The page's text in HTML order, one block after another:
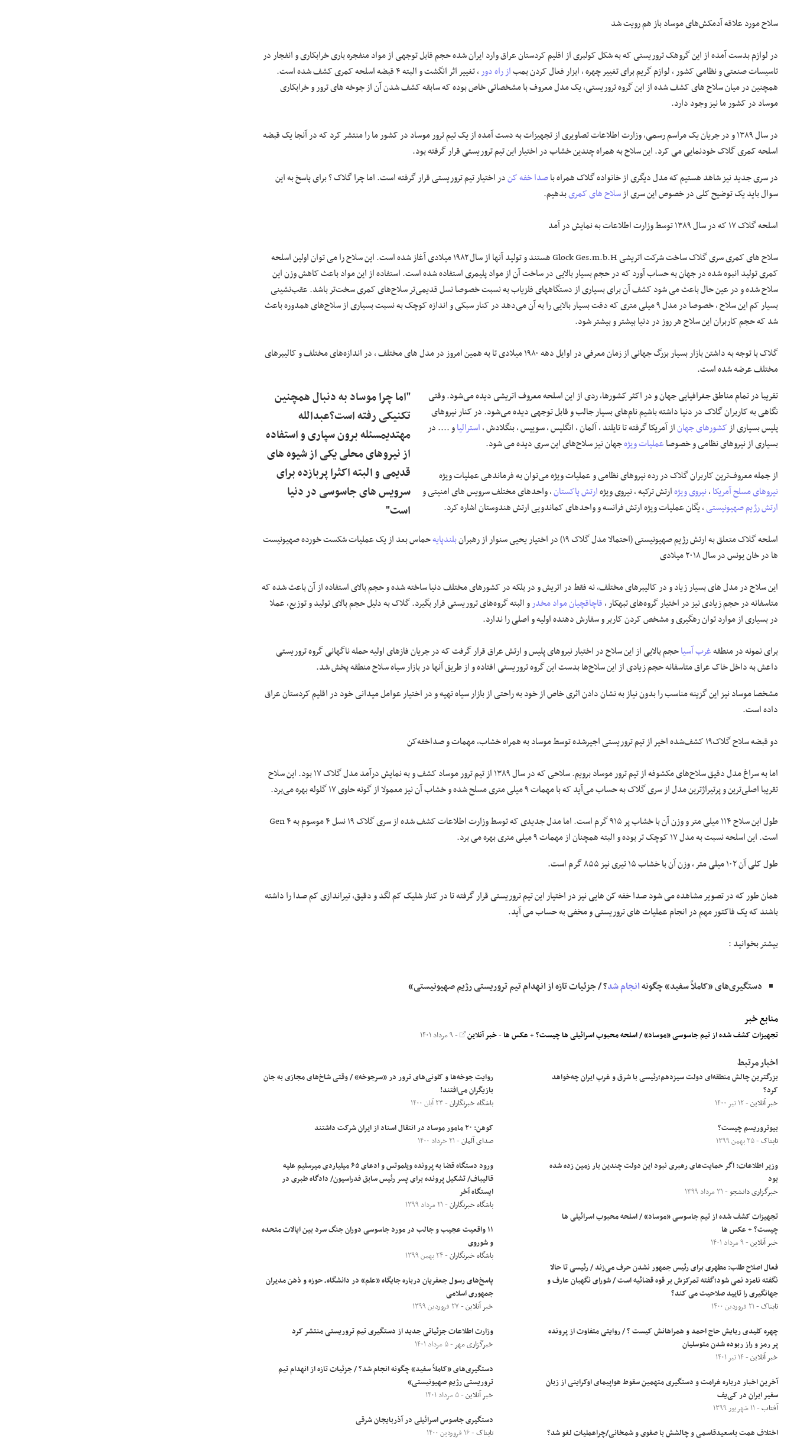
سلاح مورد علاقه آدمکش‌های موساد باز هم رویت شد
در لوازم بدست آمده از این گروهک تروریستی که به شکل کولبری از اقلیم کردستان عراق وارد ایران شده حجم قابل توجهی از مواد منفجره باری خرابکاری و انفجار در
تاسیسات صنعتی و نظامی کشور ، لوازم گریم برای تغییر چهره ، ابزار فعال کردن بمباز راه دور
، تغییر اثر انگشت و البته ۴ قبضه اسلحه کمری کشف شده است.
همچنین در میان سلاح های کشف شده از این گروه تروریستی، یک مدل معروف با مشخصاتی خاص بوده که سابقه کشف شدن آن از جوخه های ترور و خرابکاری
موساد در کشور ما نیز وجود دارد.
در سال ۱۳۸۹ و در جریان یک مراسم رسمی، وزارت اطلاعات تصاویری از تجهیزات به دست آمده از یک تیم ترور موساد در کشور ما را منتشر کرد که در آنجا یک قبضه
اسلحه کمری گلاک خودنمایی می کرد. این سلاح به همراه چندین خشاب در اختیار این تیم تروریستی قرار گرفته بود.
در سری جدید نیز شاهد هستیم که مدل دیگری از خانواده گلاک همراه باصدا خفه کندر اختیار تیم تروریستی قرار گرفته است. اما چرا گلاک ؟ برای پاسخ به این
سوال باید یک توضیح کلی در خصوص این سری ازسلاح های کمریبدهیم.
اسلحه گلاک ۱۷ که در سال ۱۳۸۹ توسط وزارت اطلاعات به نمایش در آمد
سلاح های کمری سری گلاک ساخت شرکت اتریشی Glock Ges.m.b.H هستند و تولید آنها از سال ۱۹۸۲ میلادی آغاز شده است. این سلاح را می توان اولین اسلحه
کمری تولید انبوه شده در جهان به حساب آورد که در حجم بسیار بالایی در ساخت آن از مواد پلیمری استفاده شده است. استفاده از این مواد باعث کاهش وزن این
سلاح شده و در عین حال باعث می شود کشف آن برای بسیاری از دستگاههای فلزیاب به نسبت خصوصا نسل قدیمی‌تر سلاح‌های کمری سخت‌تر باشد. عقب‌نشینی
بسیار کم این سلاح ، خصوصا در مدل ۹ میلی متری که دقت بسیار بالایی را به آن می‌دهد در کنار سبکی و اندازه کوچک به نسبت بسیاری از سلاح‌های همدوره باعث
شد که حجم کاربران این سلاح هر روز در دنیا بیشتر و بیشتر شود.
گلاک با توجه به داشتن بازار بسیار بزرگ جهانی از زمان معرفی در اوایل دهه ۱۹۸۰ میلادی تا به همین امروز در مدل های مختلف ، در اندازه‌های مختلف و کالیبرهای
مختلف عرضه شده است.
"اما چرا موساد به دنبال همچنین
تکنیکی رفته است؟عبدالله
مهتدیمسئله برون سپاری و استفاده
از نیروهای محلی یکی از شیوه های
قدیمی و البته اکثرا پربازده برای
سرویس های جاسوسی در دنیا
است"
تقریبا در تمام مناطق جغرافیایی جهان و در اکثر کشورها، ردی از این اسلحه معروف اتریشی دیده می‌شود. وقتی
نگاهی به کاربران گلاک در دنیا داشته باشیم نام‌های بسیار جالب و قابل توجهی دیده می‌شود. در کنار نیروهای
پلیس بسیاری ازکشورهای جهاناز آمریکا گرفته تا تایلند ، آلمان ، انگلیس ، سوییس ، بنگلادش ،استرالیاو .... در
بسیاری از نیروهای نظامی و خصوصاعملیات ویژهجهان نیز سلاح‌های این سری دیده می شود.
از جمله معروف‌ترین کاربران گلاک در رده نیروهای نظامی و عملیات ویژه می‌توان به فرماندهی عملیات ویژه
نیروهای مسلح آمریکا،نیروی ویژهارتش ترکیه ، نیروی ویژهارتش پاکستان، واحدهای مختلف سرویس های امنیتی و
ارتش رژیم صهیونیستی، یگان عملیات ویژه ارتش فرانسه و واحدهای کماندویی ارتش هندوستان اشاره کرد.
اسلحه گلاک متعلق به ارتش رژیم صهیونیستی (احتمالا مدل گلاک ۱۹) در اختیار یحیی سنوار از رهبران بلندپایهحماس بعد از یک عملیات شکست خورده صهیونیست
ها در خان یونس در سال ۲۰۱۸ میلادی
این سلاح در مدل های بسیار زیاد و در کالیبرهای مختلف، نه فقط در اتریش و در بلکه در کشورهای مختلف دنیا ساخته شده و حجم بالای استفاده از آن باعث شده که
متاسفانه در حجم زیادی نیز در اختیار گروه‌های تبهکار ،قاچاقچیان مواد مخدرو البته گروه‌های تروریستی قرار بگیرد. گلاک به دلیل حجم بالای تولید و توزیع، عملا
در بسیاری از موارد توان رهگیری و مشخص کردن کاربر و سفارش دهنده اولیه و اصلی را ندارد.
برای نمونه در منطقهغرب آسیاحجم بالایی از این سلاح در اختیار نیروهای پلیس و ارتش عراق قرار گرفت که در جریان فازهای اولیه حمله ناگهانی گروه تروریستی
داعش به داخل خاک عراق متاسفانه حجم زیادی از این سلاح‌ها بدست این گروه تروریستی افتاده و از طریق آنها در بازار سیاه سلاح منطقه پخش شد.
مشخصا موساد نیز این گزینه مناسب را بدون نیاز به نشان دادن اثری خاص از خود به راحتی از بازار سیاه تهیه و در اختیار عوامل میدانی خود در اقلیم کردستان عراق
داده است.
دو قبضه سلاح گلاک۱۹ کشف‌شده اخیر از تیم تروریستی اجیرشده توسط موساد به همراه خشاب، مهمات و صداخفه‌کن
اما به سراغ مدل دقیق سلاح‌های مکشوفه از تیم ترور موساد برویم. سلاحی که در سال ۱۳۸۹ از تیم ترور موساد کشف و به نمایش درآمد مدل گلاک ۱۷ بود. این سلاح
تقریبا اصلی‌ترین و پرتیراژترین مدل از سری گلاک به حساب می‌آید که با مهمات ۹ میلی متری مسلح شده و خشاب آن نیز معمولا از گونه حاوی ۱۷ گلوله بهره می‌برد.
طول این سلاح ۱۱۴ میلی متر و وزن آن با خشاب پر ۹۱۵ گرم است. اما مدل جدیدی که توسط وزارت اطلاعات کشف شده از سری گلاک ۱۹ نسل ۴ موسوم به Gen ۴
است. این اسلحه نسبت به مدل ۱۷ کوچک تر بوده و البته همچنان از مهمات ۹ میلی متری بهره می برد.
طول کلی آن ۱۰۲ میلی متر ، وزن آن با خشاب ۱۵ تیری نیز ۸۵۵ گرم است.
همان طور که در تصویر مشاهده می شود صدا خفه کن هایی نیز در اختیار این تیم تروریستی قرار گرفته تا در کنار شلیک کم لگد و دقیق، تیراندازی کم صدا را داشته
باشند که یک فاکتور مهم در انجام عملیات های تروریستی و مخفی به حساب می آید.
بیشتر بخوانید :
دستگیری‌های «کاملاً سفید» چگونهانجام شد؟ / جزئیات تازه از انهدام تیم تروریستی رژیم صهیونیستی»
منابع خبر
تجهیزات کشف شده از تیم جاسوسی «موساد» / اسلحه محبوب اسرائیلی ها چیست؟ + عکس ها-خبر آنلاین - ۹ مرداد ۱۴۰۱
اخبار مرتبط
بزرگترین چالش منطقه‌ای دولت سیزدهم؛رئیسی با شرق و غرب ایران چه‌خواهد
کرد؟
خبر آنلاین- ۱۲ تیر ۱۴۰۰
بیوتروریسم چیست؟
تابناک- ۲۵ بهمن ۱۳۹۹
وزیر اطلاعات: اگر حمایت‌های رهبری نبود این دولت چندین بار زمین زده شده
بود
خبرگزاری دانشجو- ۳۱ مرداد ۱۳۹۹
تجهیزات کشف شده از تیم جاسوسی «موساد» / اسلحه محبوب اسرائیلی ها
چیست؟ + عکس ها
خبر آنلاین- ۹ مرداد ۱۴۰۱
فعال اصلاح طلب: مطهری برای رئیس جمهور نشدن حرف می‌زند / رئیسی تا حالا
نگفته نامزد نمی شود؛گفته تمرکزش بر قوه قضائیه است / شورای نگهبان عارف و
جهانگیری را تایید صلاحیت می کند؟
تابناک- ۲۱ فروردین ۱۴۰۰
چهره کلیدی ربایش حاج احمد و همراهانش کیست ؟ / روایتی متفاوت از پرونده
پر رمز و راز ربوده شدن متوسلیان
خبر آنلاین- ۱۴ تیر ۱۴۰۱
آخرین اخبار درباره غرامت و دستگیری متهمین سقوط هواپیمای اوکراینی از زبان
سفیر ایران در کی‌یف
آفتاب- ۱۱ شهریور ۱۳۹۹
اختلاف همت باسعیدقاسمی و چالشش با صفوی و شمخانی/چراعملیات لغو شد؟
روایت جوخه‌ها و کلونی‌های ترور در «سرجوخه» / وقتی شاخ‌های مجازی به جان
بازیگران می‌افتند!
باشگاه خبرنگاران- ۲۳ آبان ۱۴۰۰
کوهن: ۲۰ مامور موساد در انتقال اسناد از ایران شرکت داشتند
صدای آلمان- ۲۱ خرداد ۱۴۰۰
ورود دستگاه قضا به پرونده ویلموتس و ادعای ۶۵ میلیاردی میرسلیم علیه
قالیباف/ تشکیل پرونده برای پسر رئیس سابق فدراسیون/ دادگاه طبری در
ایستگاه آخر
باشگاه خبرنگاران- ۲۱ مرداد ۱۳۹۹
۱۱ واقعیت عجیب و جالب در مورد جاسوسی دوران جنگ سرد بین ایالات متحده
و شوروی
باشگاه خبرنگاران- ۲۴ بهمن ۱۳۹۹
پاسخ‌های رسول جعفریان درباره جایگاه «علم» در دانشگاه، حوزه و ذهن مدیران
جمهوری اسلامی
خبر آنلاین- ۲۷ فروردین ۱۳۹۹
وزارت اطلاعات جزئیاتی جدید از دستگیری تیم تروریستی منتشر کرد
خبرگزاری مهر- ۵ مرداد ۱۴۰۱
دستگیری‌های «کاملاً سفید» چگونه انجام شد؟ / جزئیات تازه از انهدام تیم
تروریستی رژیم صهیونیستی»
خبر آنلاین- ۵ مرداد ۱۴۰۱
دستگیری جاسوس اسرائیلی در آذربایجان شرقی
تابناک- ۱۶ فروردین ۱۴۰۰